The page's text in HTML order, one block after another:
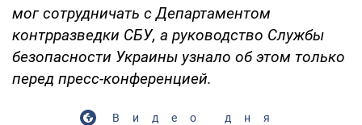
мог сотрудничать с Департаментом
контрразведки СБУ, а руководство Службы
безопасности Украины узнало об этом только
перед пресс-конференцией.
Видео дня